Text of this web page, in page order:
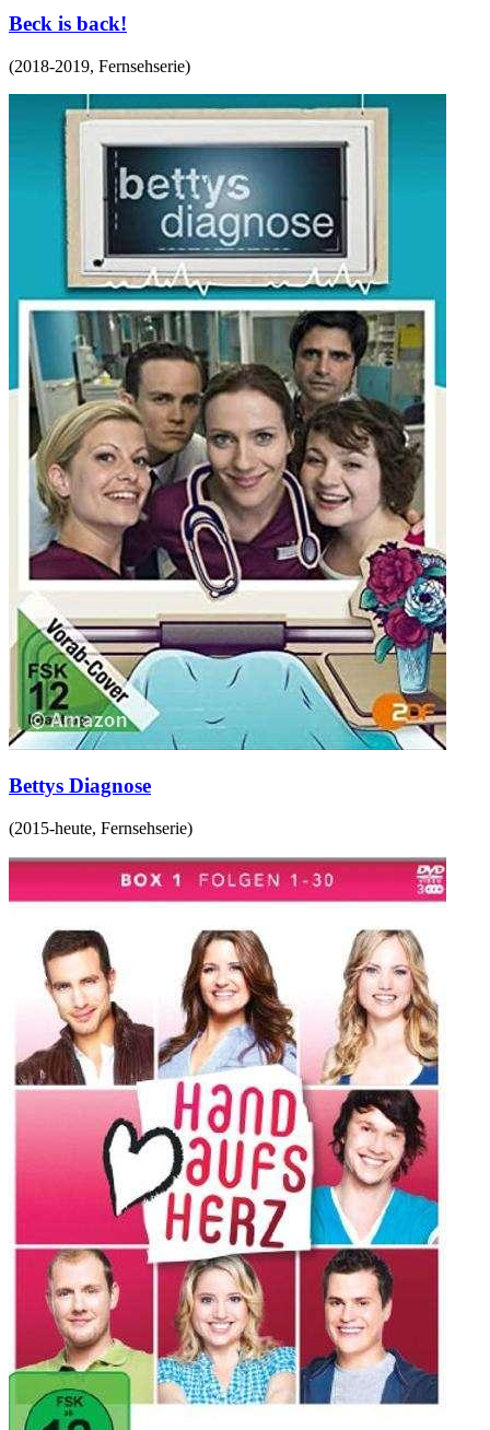
Beck is back!
(2018-2019, Fernsehserie)
Bettys Diagnose
(2015-heute, Fernsehserie)